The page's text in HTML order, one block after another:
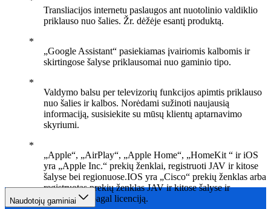
Transliacijos internetu paslaugos ant nuotolinio valdiklio
priklauso nuo šalies. Žr. dėžėje esantį produktą.
„Google Assistant“ pasiekiamas įvairiomis kalbomis ir
skirtingose šalyse priklausomai nuo gaminio tipo.
Valdymo balsu per televizorių funkcijos apimtis priklauso
nuo šalies ir kalbos. Norėdami sužinoti naujausią
informaciją, susisiekite su mūsų klientų aptarnavimo
skyriumi.
„Apple“, „AirPlay“, „Apple Home“, „HomeKit “ ir iOS
yra „Apple Inc.“ prekių ženklai, registruoti JAV ir kitose
šalyse bei regionuose.IOS yra „Cisco“ prekių ženklas arba
registruotas prekių ženklas JAV ir kitose šalyse ir
naudojamas pagal licenciją.
Naudotojų gaminiai